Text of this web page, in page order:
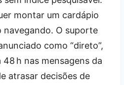
montar um cardápio
navegando. O suporte
como “direto”,
h nas mensagens da
atrasar decisões de